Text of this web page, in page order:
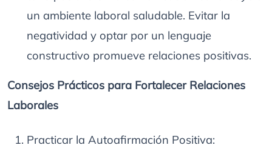
un ambiente laboral saludable. Evitar la
negatividad y optar por un lenguaje
constructivo promueve relaciones positivas.
Consejos Prácticos para Fortalecer Relaciones
Laborales
Practicar la Autoafirmación Positiva: